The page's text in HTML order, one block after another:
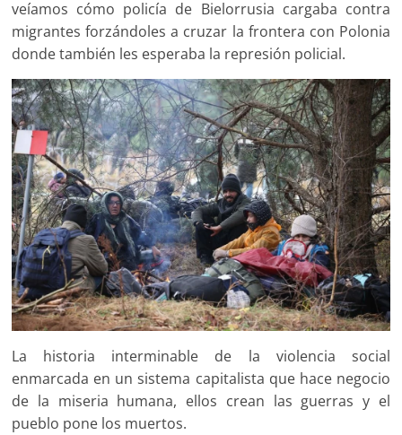
veíamos cómo policía de Bielorrusia cargaba contra
migrantes forzándoles a cruzar la frontera con Polonia
donde también les esperaba la represión policial.
La historia interminable de la violencia social
enmarcada en un sistema capitalista que hace negocio
de la miseria humana, ellos crean las guerras y el
pueblo pone los muertos.